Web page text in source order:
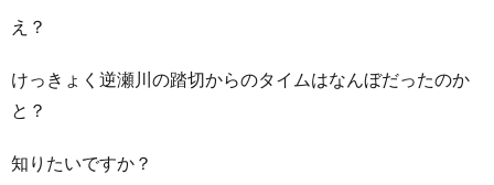
え？
けっきょく逆瀬川の踏切からのタイムはなんぼだったのか
と？
知りたいですか？